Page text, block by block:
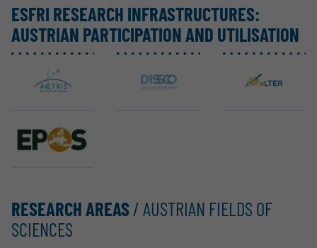
ESFRI RESEARCH INFRAS­TRUC­TURES:
AUSTRIAN PARTI­CI­PATION AND UTILI­SATION
RESEARCH AREAS / AUSTRIAN FIELDS OF
SCIENCES